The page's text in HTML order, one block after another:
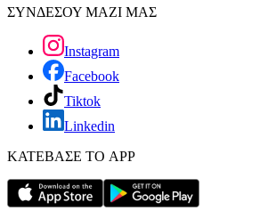
ΣΥΝΔΕΣΟΥ ΜΑΖΙ ΜΑΣ
Instagram
Facebook
Tiktok
Linkedin
ΚΑΤΕΒΑΣΕ ΤΟ APP